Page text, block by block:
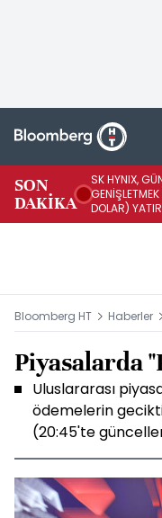
SON
DAKİKA
SK HYNIX,
DOLAR)
Bloomberg HT Haberler
Piyasalarda
Uluslararası
ödemelerin
(20:45'te